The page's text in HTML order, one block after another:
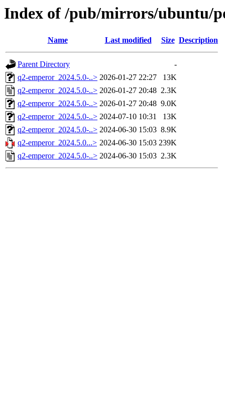
Index of /pub/mirrors/ubuntu/
Name Last modified Size Description
Parent Directory
-
q2-emperor_2024.5.0-..> 2026-01-27 22:27
13K
q2-emperor_2024.5.0-..> 2026-01-27 20:48 2.3K
q2-emperor_2024.5.0-..> 2026-01-27 20:48 9.0K
q2-emperor_2024.5.0-..> 2024-07-10 10:31
13K
q2-emperor_2024.5.0-..> 2024-06-30 15:03 8.9K
q2-emperor_2024.5.0...> 2024-06-30 15:03 239K
q2-emperor_2024.5.0-..> 2024-06-30 15:03 2.3K